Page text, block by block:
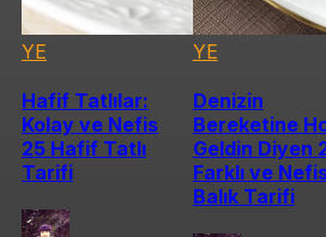
YE
Hafif Tatlılar:
Kolay ve Nefis
25 Hafif Tatlı
Tarifi
YE
Denizin
Bereketine
Geldin Diyen
Farklı ve
Balık Tarifi